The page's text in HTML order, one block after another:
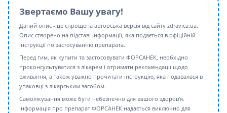
Звертаємо Вашу увагу!
Даний опис - це спрощена авторська версія від сайту zdravica.ua.
Опис створено на підставі інформації, яка подається в офіційній
інструкції по застосуванню препарата.
Перед тим, як купити та застосовувати ФОРСАНЕК, необхідно
проконсультуватися з лікарем і отримати рекомендації щодо
вживання, а також уважно прочитати інструкцію, яка подавалася в
упаковці з лікарським засобом.
Самолікування може бути небезпечно для вашого здоров'я.
Інформація про препарат ФОРСАНЕК надається виключно для